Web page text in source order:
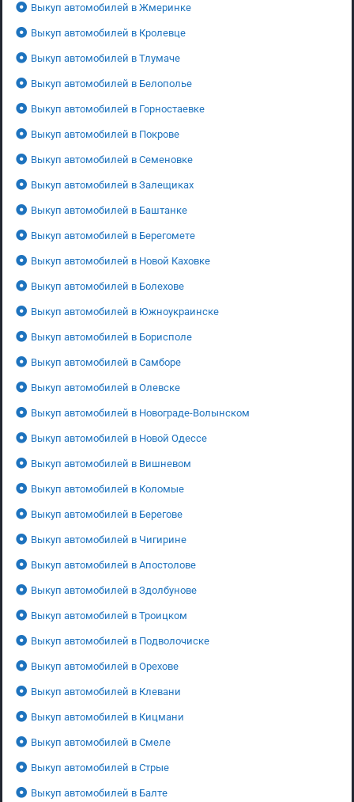
Выкуп автомобилей в Жмеринке
Выкуп автомобилей в Кролевце
Выкуп автомобилей в Тлумаче
Выкуп автомобилей в Белополье
Выкуп автомобилей в Горностаевке
Выкуп автомобилей в Покрове
Выкуп автомобилей в Семеновке
Выкуп автомобилей в Залещиках
Выкуп автомобилей в Баштанке
Выкуп автомобилей в Берегомете
Выкуп автомобилей в Новой Каховке
Выкуп автомобилей в Болехове
Выкуп автомобилей в Южноукраинске
Выкуп автомобилей в Борисполе
Выкуп автомобилей в Самборе
Выкуп автомобилей в Олевске
Выкуп автомобилей в Новограде-Волынском
Выкуп автомобилей в Новой Одессе
Выкуп автомобилей в Вишневом
Выкуп автомобилей в Коломые
Выкуп автомобилей в Берегове
Выкуп автомобилей в Чигирине
Выкуп автомобилей в Апостолове
Выкуп автомобилей в Здолбунове
Выкуп автомобилей в Троицком
Выкуп автомобилей в Подволочиске
Выкуп автомобилей в Орехове
Выкуп автомобилей в Клевани
Выкуп автомобилей в Кицмани
Выкуп автомобилей в Смеле
Выкуп автомобилей в Стрые
Выкуп автомобилей в Балте